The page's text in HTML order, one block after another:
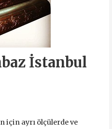
İstanbul
için ayrı ölçülerde ve